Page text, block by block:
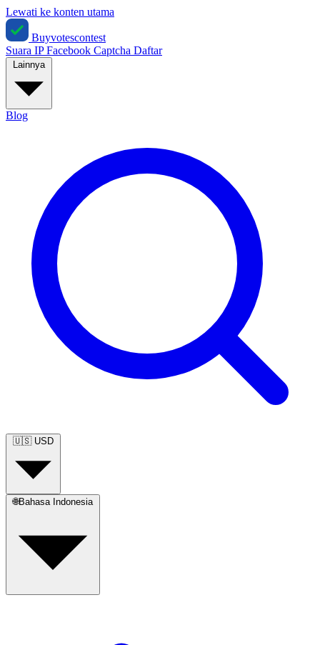
Lewati ke konten utama
Buyvotescontest
Suara IPFacebook Captcha Daftar
Lainnya
Blog
🇺🇸 USD
🌐Bahasa Indonesia